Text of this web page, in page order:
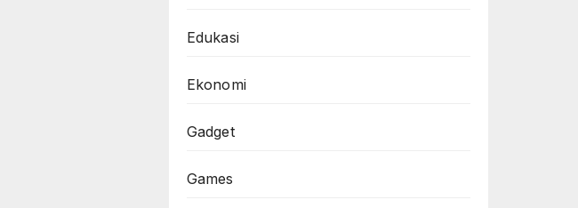
Edukasi
Ekonomi
Gadget
Games